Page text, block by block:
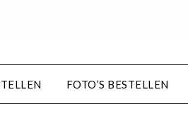
FOTO’S BESTELLEN